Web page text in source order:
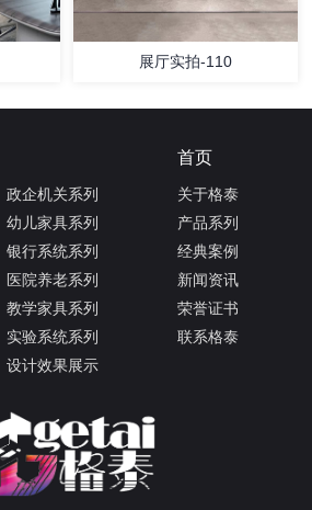
展厅实拍-110
政企机关系列
幼儿家具系列
银行系统系列
医院养老系列
教学家具系列
实验系统系列
设计效果展示
首页
关于格泰
产品系列
经典案例
新闻资讯
荣誉证书
联系格泰